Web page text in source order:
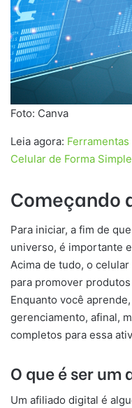
Foto: Canva
Leia agora:
Celular de Forma
Começando
Para iniciar, a fim de
universo, é importante
Acima de tudo, o
para promover
Enquanto você
gerenciamento, afinal,
completos para essa
O que é ser
Um afiliado digital é